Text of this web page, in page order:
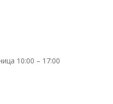
10:00 – 17:00